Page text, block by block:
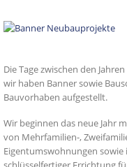
Die Tage zwischen den
wir haben Banner sowie
Bauvorhaben aufgestellt.
Wir beginnen das neue Jahr
von Mehrfamilien-,
Eigentumswohnungen